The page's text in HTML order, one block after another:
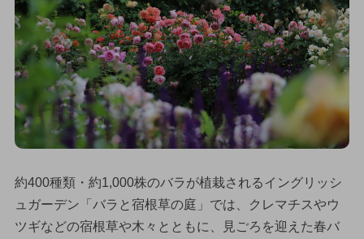
約400種類・約1,000株のバラが植栽されるイングリッシ
ュガーデン「バラと宿根草の庭」では、クレマチスやウ
ツギなどの宿根草や木々とともに、見ごろを迎えた春バ